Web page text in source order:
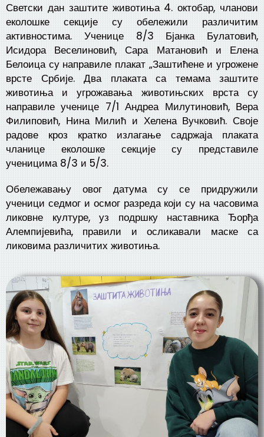
Светски дан заштите животиња 4. октобар, чланови
еколошке секције су обележили различитим
активностима. Ученице 8/3 Бјанка Булатовић,
Исидора Веселиновић, Сара Матановић и Елена
Белоица су направиле плакат „Заштићене и угрожене
врсте Србије. Два плаката са темама заштите
животиња и угрожавања животињских врста су
направиле ученице 7/1 Андреа Милутиновић, Вера
Филиповић, Нина Милић и Хелена Вучковић. Своје
радове кроз кратко излагање садржаја плаката
чланице еколошке секције су представиле
ученицима 8/3 и 5/3.
Обележавању овог датума су се придружили
ученици седмог и осмог разреда који су на часовима
ликовне културе, уз подршку наставника Ђорђа
Алемпијевића, правили и осликавали маске са
ликовима различитих животиња.